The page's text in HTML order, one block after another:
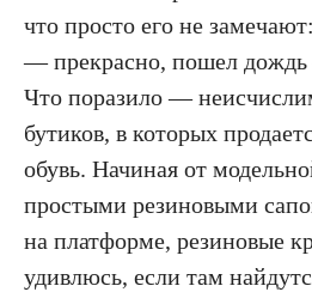
что просто его не
— прекрасно, пошел
Что поразило —
бутиков, в которых
обувь. Начиная от
простыми резиновыми
на платформе, резиновые
удивлюсь, если там